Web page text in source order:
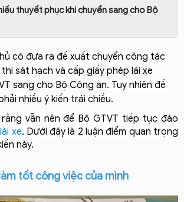
thuyết phục khi chuyển sang cho Bộ
có đưa ra đề xuất chuyển công tác
sát hạch và cấp giấy phép lái xe
sang cho Bộ Công an. Tuy nhiên đề
nhiều ý kiến trái chiều.
vẫn nên để Bộ GTVT tiếp tục đào
xe. Dưới đây là 2 luận điểm quan trọng
này.
tốt công việc của mình